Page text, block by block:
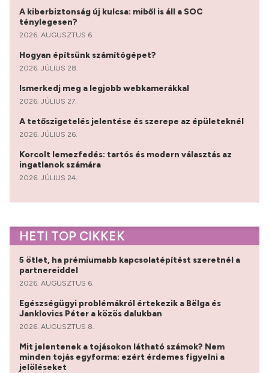
A kiberbiztonság új kulcsa: miből is áll a SOC
ténylegesen?
2026. AUGUSZTUS 6.
Hogyan építsünk számítógépet?
2026. JÚLIUS 28.
Ismerkedj meg a legjobb webkamerákkal
2026. JÚLIUS 27.
A tetőszigetelés jelentése és szerepe az épületeknél
2026. JÚLIUS 26.
Korcolt lemezfedés: tartós és modern választás az
ingatlanok számára
2026. JÚLIUS 24.
HETI TOP CIKKEK
5 ötlet, ha prémiumabb kapcsolatépítést szeretnél a
partnereiddel
2026. AUGUSZTUS 6.
Egészségügyi problémákról értekezik a Bëlga és
Janklovics Péter a közös dalukban
2026. AUGUSZTUS 8.
Mit jelentenek a tojásokon látható számok? Nem
minden tojás egyforma: ezért érdemes figyelni a
jelöléseket